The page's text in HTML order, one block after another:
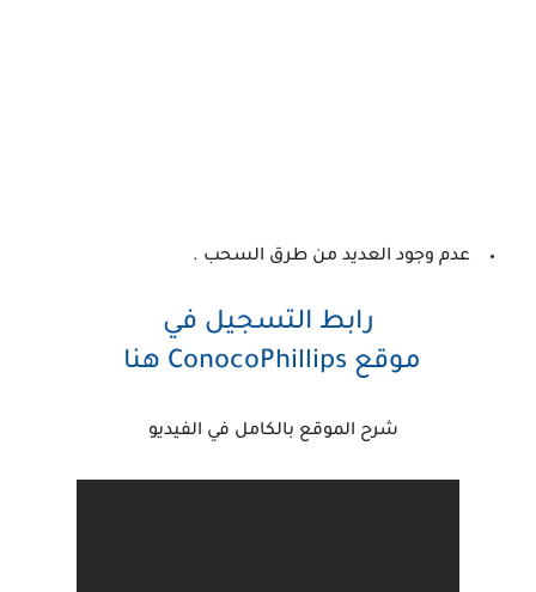
عدم وجود العديد من طرق السحب .
رابط التسجيل في
موقع ConocoPhillips هنا
شرح الموقع بالكامل في الفيديو